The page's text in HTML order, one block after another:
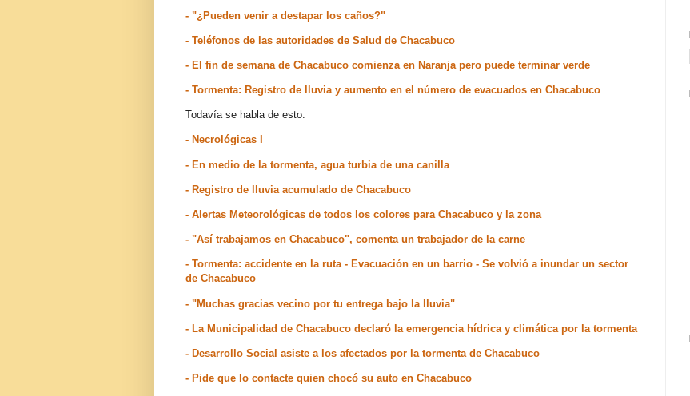
- "¿Pueden venir a destapar los caños?"
- Teléfonos de las autoridades de Salud de Chacabuco
- El fin de semana de Chacabuco comienza en Naranja pero puede terminar verde
- Tormenta: Registro de lluvia y aumento en el número de evacuados en Chacabuco
Todavía se habla de esto:
- Necrológicas I
- En medio de la tormenta, agua turbia de una canilla
- Registro de lluvia acumulado de Chacabuco
- Alertas Meteorológicas de todos los colores para Chacabuco y la zona
- "Así trabajamos en Chacabuco", comenta un trabajador de la carne
- Tormenta: accidente en la ruta - Evacuación en un barrio - Se volvió a inundar un sector
de Chacabuco
- "Muchas gracias vecino por tu entrega bajo la lluvia"
- La Municipalidad de Chacabuco declaró la emergencia hídrica y climática por la tormenta
- Desarrollo Social asiste a los afectados por la tormenta de Chacabuco
- Pide que lo contacte quien chocó su auto en Chacabuco